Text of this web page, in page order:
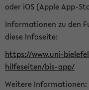
oder iOS (Apple App-
Informationen zu den
diese Infoseite:
https://www.uni-
hilfeseiten/bis-app/
Weitere Informationen: